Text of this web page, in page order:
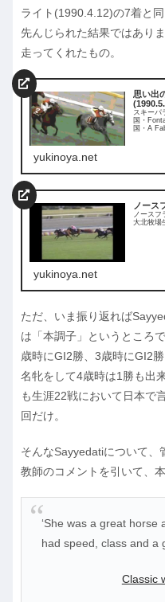
ライト(1990.4.12)の7着と同
先んじられた結果ではあり
走ってくれたもの。
思い出
スキーパ
国・
国・A
yukinoya.net
ノース
ノースフ
大北牧場
yukinoya.net
ただ、いま振り返れば
は「本調子」というところ
歳時にGI2勝、3歳時にGI2
名牝をして4歳時は1勝も出
も生涯22戦において日本で
回だけ。
そんなSayyedatiについて、
教師のコメントを引いて、
‘She was a great horse
had speed, class and a
Classic